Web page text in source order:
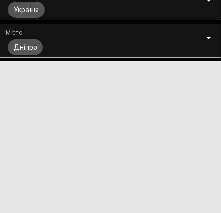
Україна
Місто
Дніпро